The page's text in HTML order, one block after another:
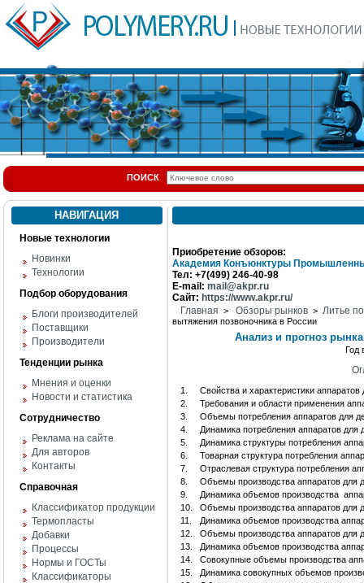
ПОИСК
НАВИГАЦИЯ
Новые технологии
Новинки
Технологии
Подбор оборудования
Блоги производителей
Поставщики
Производители
Тенденции рынка
Мнения и оценки
Новости и статистика
Сотрудничество
Реклама на сайте
Для авторов
Контакты
Справочная
Классификатор продукции
Термопласты
Добавки
Процессы
Нормы и ГОСТы
Классификаторы
Приобретение обзоров:
Академия Конъюнктуры
Тел: +7(499) 246-40-98
E-mail: mail@akpr.ru
Сайт: https://www.akpr.ru/
Главная > Обзоры рынков > Литье
вытяжения позвоночника в России
Анализ и прогноз
Год
1.
Свойства и характеристики
2.
Требования и области применения
3.
Объемы потребления аппаратов для
4.
Динамика потребления аппаратов для
5.
Динамика структуры потребления
6.
Товарная структура потребления
7.
Отраслевая структура потребления
8.
Объемы производства аппаратов для
9.
Динамика объемов производства
10.
Объемы производства аппаратов для
11.
Динамика объемов производства
12.
Объемы производства аппаратов для
13.
Динамика объемов производства
14.
Совокупные объемы производства
15.
Динамика совокупных объемов